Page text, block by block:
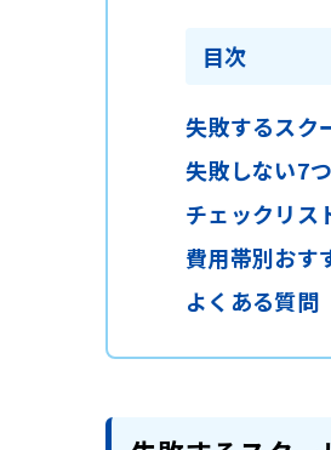
目次
失敗するスク
失敗しない7
チェックリス
費用帯別おす
よくある質問